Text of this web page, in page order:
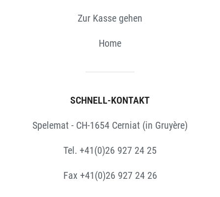
Zur Kasse gehen
Home
SCHNELL-KONTAKT
Spelemat - CH-1654 Cerniat (in Gruyère)
Tel. +41(0)26 927 24 25
Fax +41(0)26 927 24 26